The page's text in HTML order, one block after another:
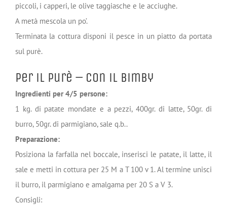
piccoli, i capperi, le olive taggiasche e le acciughe.
A metà mescola un po’.
Terminata la cottura disponi il pesce in un piatto da portata
sul purè.
Per il Purè – Con il Bimby
Ingredienti per 4/5 persone:
1 kg. di patate mondate e a pezzi, 400gr. di latte, 50gr. di
burro, 50gr. di parmigiano, sale q.b..
Preparazione:
Posiziona la farfalla nel boccale, inserisci le patate, il latte, il
sale e metti in cottura per 25 M a T 100 v 1. Al termine unisci
il burro, il parmigiano e amalgama per 20 S a V 3.
Consigli: